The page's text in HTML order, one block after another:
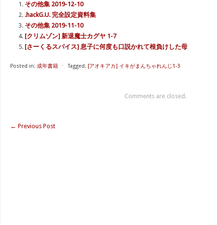
その他集 2019-12-10
.hackG.U. 完全設定資料集
その他集 2019-11-10
[クリムゾン] 新退魔士カグヤ 1-7
[さーくるスパイス] 息子に何度も口説かれて根負けした母
Posted in: 成年書籍 ⋅ Tagged: [アオキアカ] イキがまんちゃれんじ1-3
Comments are closed.
← Previous Post